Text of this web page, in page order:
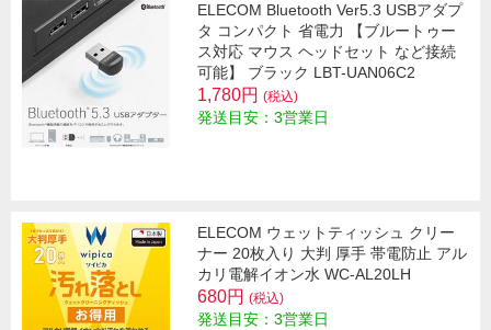
ELECOM Bluetooth Ver5.3 USBアダプ
タ コンパクト 省電力 【ブルートゥー
ス対応 マウス ヘッドセット など接続
可能】 ブラック LBT-UAN06C2
1,780円 (税込)
発送目安：3営業日
ELECOM ウェットティッシュ クリー
ナー 20枚入り 大判 厚手 帯電防止 アル
カリ電解イオン水 WC-AL20LH
680円 (税込)
発送目安：3営業日